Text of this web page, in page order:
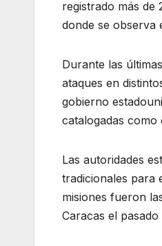
registrado más de
donde se observa
Durante las
ataques en
gobierno
catalogadas como
Las autoridades
tradicionales para
misiones fueron
Caracas el